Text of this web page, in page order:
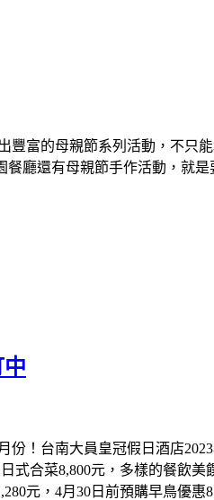
豐富的母親節系列活動，不只
餐廳還有母親節手作活動，就
中
份！台南大員皇冠假日酒店2023
式合菜8,800元，多樣的餐飲美
元， 4月 30 日前預購早鳥優惠